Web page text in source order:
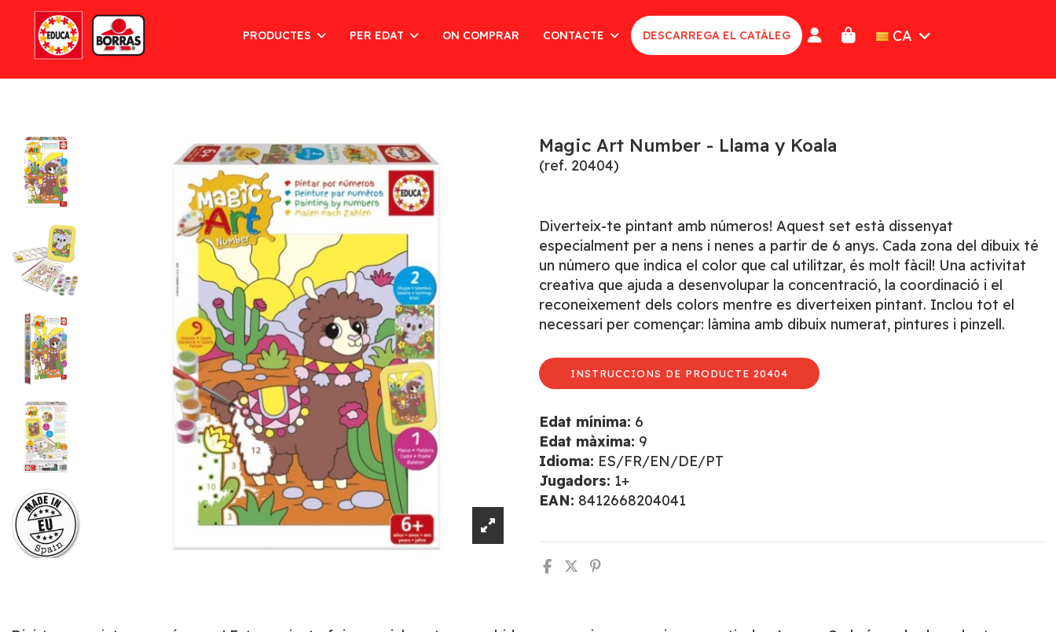
PRODUCTES PER EDAT ON COMPRAR CONTACTE DESCARREGA EL CATÀLEG CA
Magic Art Number - Llama y Koala
(ref. 20404)
Diverteix-te pintant amb números! Aquest set està dissenyat
especialment per a nens i nenes a partir de 6 anys. Cada zona del dibuix té
un número que indica el color que cal utilitzar, és molt fàcil! Una activitat
creativa que ajuda a desenvolupar la concentració, la coordinació i el
reconeixement dels colors mentre es diverteixen pintant. Inclou tot el
necessari per començar: làmina amb dibuix numerat, pintures i pinzell.
INSTRUCCIONS DE PRODUCTE 20404
Edat mínima: 6
Edat màxima: 9
Idioma: ES/FR/EN/DE/PT
Jugadors: 1+
EAN: 8412668204041